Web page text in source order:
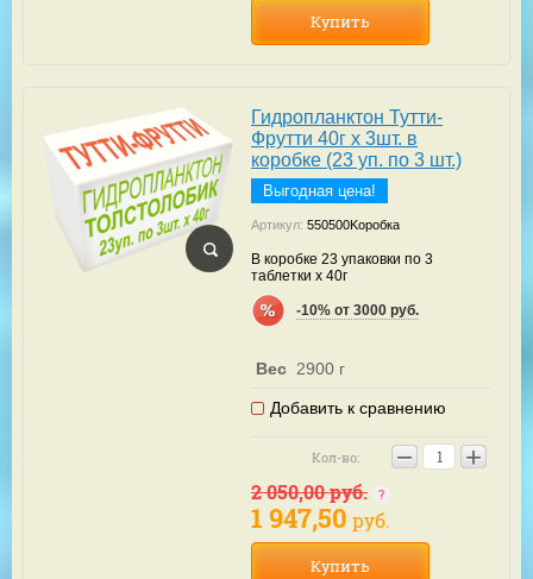
Купить
Гидропланктон Тутти-
Фрутти 40г х 3шт. в
коробке (23 уп. по 3 шт.)
Выгодная цена!
Артикул: 550500Kоробка
В коробке 23 упаковки по 3
таблетки х 40г
-10% от 3000 руб.
Вес 2900 г
Добавить к сравнению
Кол-во: − +
2 050,00руб.
1 947,50 руб.
Купить